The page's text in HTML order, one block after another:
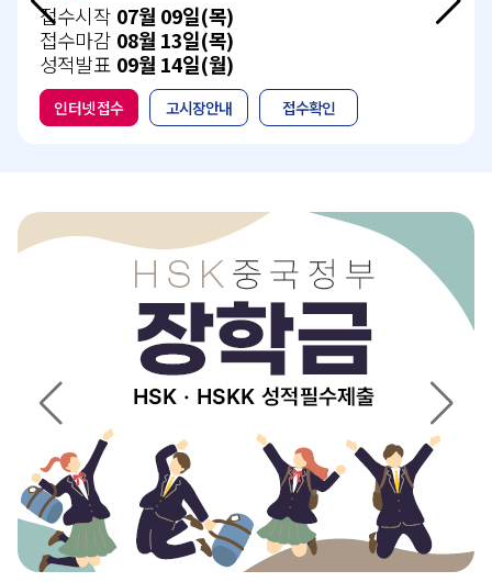
접수시작 07월 09일(목)
접수마감 08월 13일(목)
성적발표 09월 14일(월)
인터넷 접수 고시장안내 접수확인